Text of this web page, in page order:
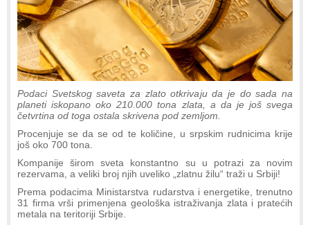
Podaci Svetskog saveta za zlato otkrivaju da je do sada na
planeti iskopano oko 210.000 tona zlata, a da je još svega
četvrtina od toga ostala skrivena pod zemljom.
Procenjuje se da se od te količine, u srpskim rudnicima krije
još oko 700 tona.
Kompanije širom sveta konstantno su u potrazi za novim
rezervama, a veliki broj njih uveliko „zlatnu žilu“ traži u Srbiji!
Prema podacima Ministarstva rudarstva i energetike, trenutno
31 firma vrši primenjena geološka istraživanja zlata i pratećih
metala na teritoriji Srbije.